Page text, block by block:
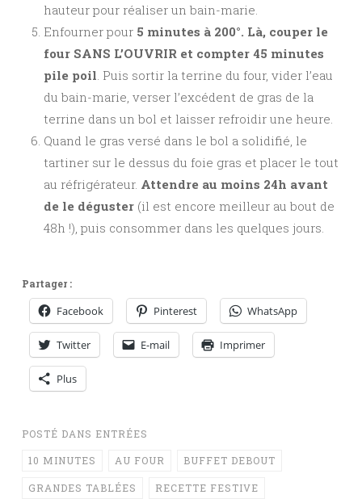
hauteur pour réaliser un bain-marie.
Enfourner pour 5 minutes à 200°. Là, couper le
four SANS L’OUVRIR et compter 45 minutes
pile poil . Puis sortir la terrine du four, vider l’eau
du bain-marie, verser l’excédent de gras de la
terrine dans un bol et laisser refroidir une heure.
Quand le gras versé dans le bol a solidifié, le
tartiner sur le dessus du foie gras et placer le tout
au réfrigérateur. Attendre au moins 24h avant
de le déguster (il est encore meilleur au bout de
48h !), puis consommer dans les quelques jours.
Partager :
Facebook Pinterest WhatsApp
Twitter E-mail Imprimer
Plus
POSTÉ DANS ENTRÉES
10 MINUTES AU FOUR BUFFET DEBOUT
GRANDES TABLÉES RECETTE FESTIVE